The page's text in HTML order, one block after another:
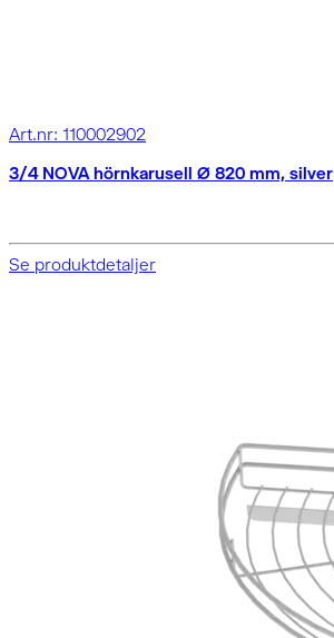
Art.nr: 110002902
3/4 NOVA hörnkarusell Ø 820 mm, silver
Se produktdetaljer